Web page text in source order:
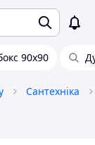
90х90
Сантехніка